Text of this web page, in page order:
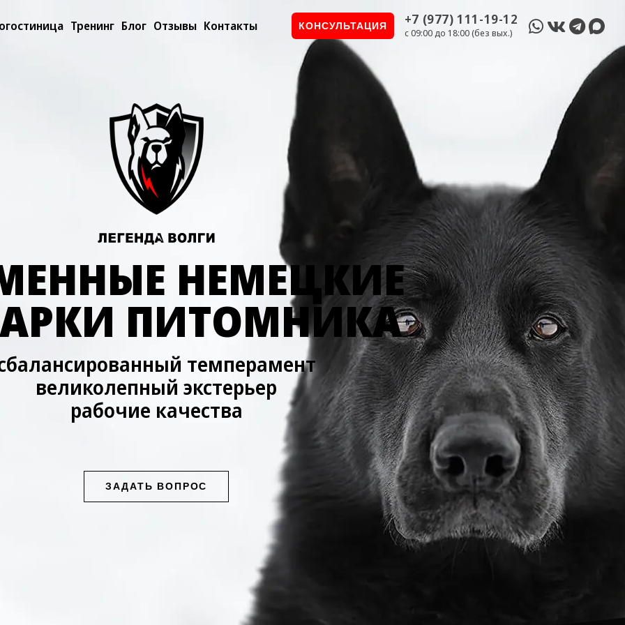
Тренинг Блог Отзывы Контакты КОНСУЛЬТАЦИЯ +7 (977) 111-19-12
c 09:00 до 18:00 (без вых.)
НЕМЕЦКИЕ
ПИТОМНИКА
темперамент
великолепный экстерьер
рабочие качества
ЗАДАТЬ ВОПРОС